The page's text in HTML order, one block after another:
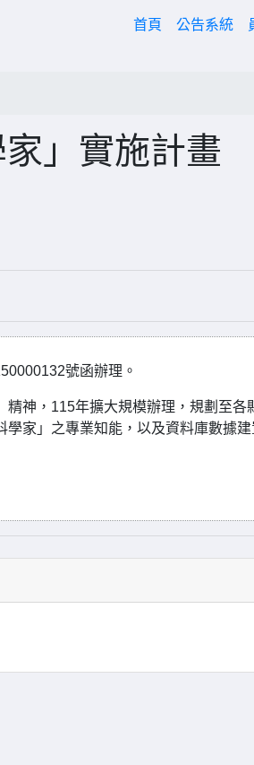
首頁 (current)
公告系統
」實施計畫
號函辦理。
神，115年擴大規模辦理，規劃至各
家」之專業知能，以及資料庫數據